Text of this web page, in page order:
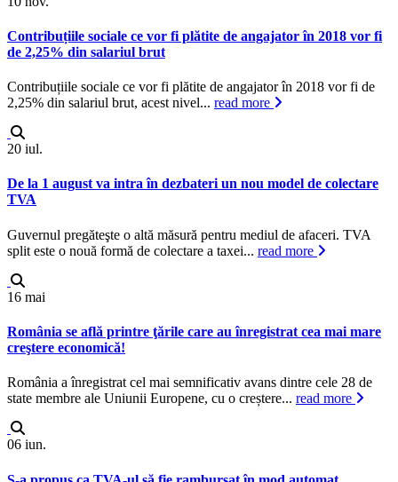
Contribuțiile sociale ce vor fi plătite de angajator în 2018 vor fi
de 2,25% din salariul brut
Contribuțiile sociale ce vor fi plătite de angajator în 2018 vor fi de
2,25% din salariul brut, acest nivel... read more
20 iul.
De la 1 august va intra în dezbateri un nou model de colectare
TVA
Guvernul pregăteşte o altă măsură pentru mediul de afaceri. TVA
split este o nouă formă de colectare a taxei... read more
16 mai
România se află printre ţările care au înregistrat cea mai mare
creştere economică!
România a înregistrat cel mai semnificativ avans dintre cele 28 de
state membre ale Uniunii Europene, cu o creștere... read more
06 iun.